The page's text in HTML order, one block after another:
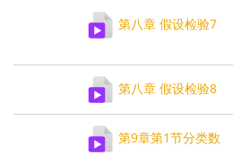
第八章 假设检验7
第八章 假设检验8
第9章第1节分类数